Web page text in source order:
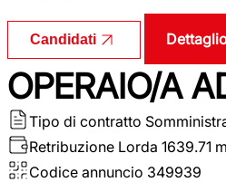
Candidati
OPERAIO/A
Tipo di contratto
Retribuzione Lorda 1639.71
Codice annuncio 349939